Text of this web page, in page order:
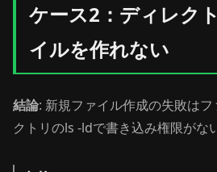
ケース2：ディレク
イルを作れない
結論: 新規ファイル作成の失敗は
クトリのls -ldで書き込み権限がな